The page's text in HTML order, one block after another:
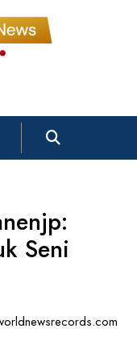
Seni